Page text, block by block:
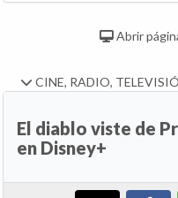
Abrir
CINE, RADIO,
El diablo viste de
en Disney+